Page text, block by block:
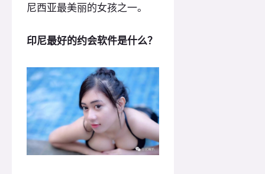
尼西亚最美丽的女孩之一。
印尼最好的约会软件是什么？